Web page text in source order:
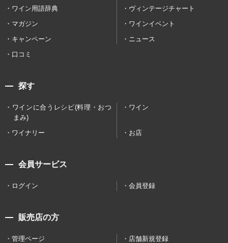
ワイン用語辞典
ヴィンテージチャート
マガジン
ワインイベント
キャンペーン
ニュース
口コミ
探す
ワインに合うレシピ(料理・おつ
まみ)
ワイン
ワイナリー お店
会員サービス
ログイン 会員登録
販売店の方
管理ページ 店舗新規登録